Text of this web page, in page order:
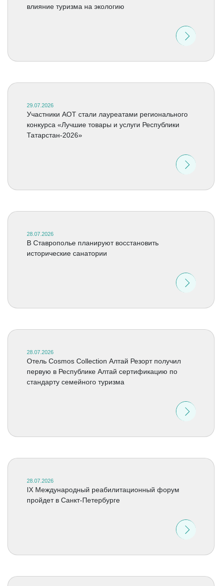
влияние туризма на экологию
29.07.2026
Участники АОТ стали лауреатами регионального
конкурса «Лучшие товары и услуги Республики
Татарстан-2026»
28.07.2026
В Ставрополье планируют восстановить
исторические санатории
28.07.2026
Отель Cosmos Collection Алтай Резорт получил
первую в Республике Алтай сертификацию по
стандарту семейного туризма
28.07.2026
IX Международный реабилитационный форум
пройдет в Санкт-Петербурге